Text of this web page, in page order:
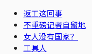
返工这回事
不重磅记者自留地
女人没有国家？
工具人